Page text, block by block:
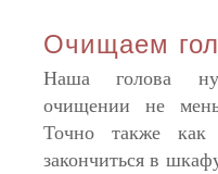
Очищаем
Наша голова
очищении не
Точно также как
закончиться в